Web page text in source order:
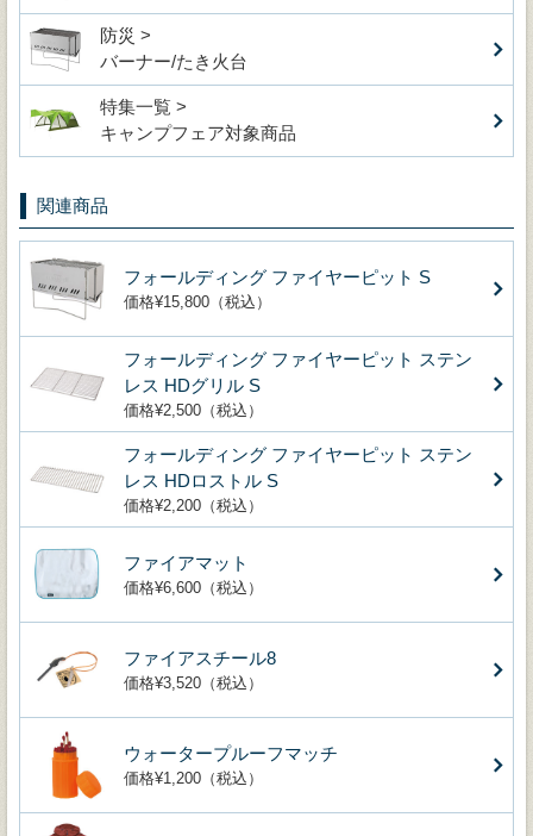
防災 >
バーナー/たき火台
特集一覧 >
キャンプフェア対象商品
関連商品
フォールディング ファイヤーピット S
価格¥15,800（税込）
フォールディング ファイヤーピット ステン
レス HDグリル S
価格¥2,500（税込）
フォールディング ファイヤーピット ステン
レス HDロストル S
価格¥2,200（税込）
ファイアマット
価格¥6,600（税込）
ファイアスチール8
価格¥3,520（税込）
ウォータープルーフマッチ
価格¥1,200（税込）